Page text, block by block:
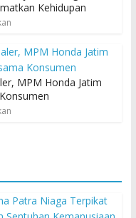
Kehidupan
MPM Honda Jatim